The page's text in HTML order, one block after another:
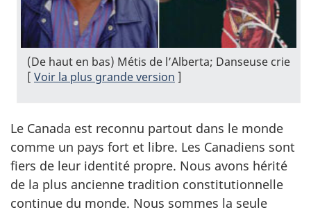
(De haut en bas) Métis de l’Alberta; Danseuse crie
[ Voir la plus grande version ]
Le Canada est reconnu partout dans le monde
comme un pays fort et libre. Les Canadiens sont
fiers de leur identité propre. Nous avons hérité
de la plus ancienne tradition constitutionnelle
continue du monde. Nous sommes la seule